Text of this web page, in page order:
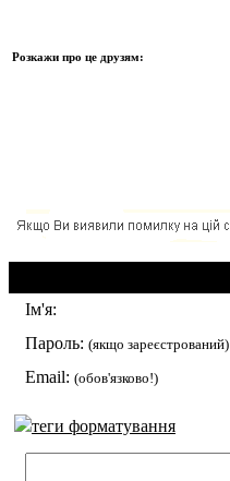
Розкажи про це друзям:
Ім'я:
Пароль: (якщо зареєстрований)
Email: (обов'язково!)
теги форматування